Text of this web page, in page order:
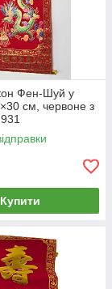
Фен-Шуй у
см, червоне з
Купити